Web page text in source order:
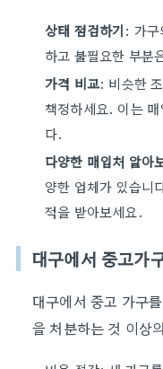
상태 점검하기: 가구
하고 불필요한 부분
가격 비교: 비슷한
책정하세요. 이는
다.
다양한 매입처 알아
양한 업체가 있습니
적을 받아보세요.
대구에서 중고가
대구에서 중고 가구
을 처분하는 것 이상